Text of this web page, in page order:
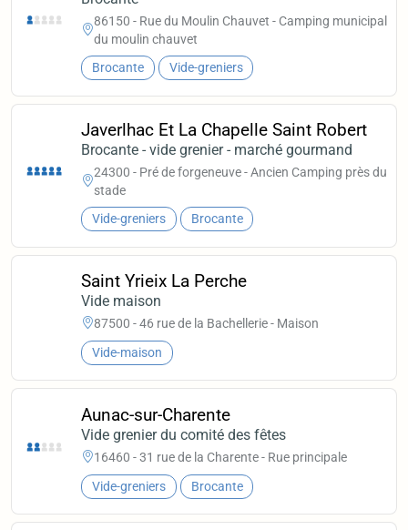
86150 - Rue du Moulin Chauvet - Camping municipal
du moulin chauvet
Brocante Vide-greniers
Javerlhac Et La Chapelle Saint Robert
Brocante - vide grenier - marché gourmand
24300 - Pré de forgeneuve - Ancien Camping près du
stade
Vide-greniers Brocante
Saint Yrieix La Perche
Vide maison
87500 - 46 rue de la Bachellerie - Maison
Vide-maison
Aunac-sur-Charente
Vide grenier du comité des fêtes
16460 - 31 rue de la Charente - Rue principale
Vide-greniers Brocante